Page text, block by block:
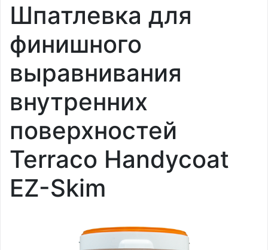
Шпатлевка для
финишного
выравнивания
внутренних
поверхностей
Terraco Handycoat
EZ-Skim